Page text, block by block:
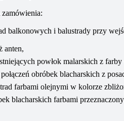
balkonowych i balustrady przy
anten,
powłok malarskich z farby
obróbek blacharskich z
farbami olejnymi w kolorze
blacharskich farbami